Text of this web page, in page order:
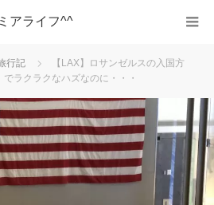
アライフ^^
行記
【LAX】ロサンゼルスの入国方
ラクラクなハズなのに・・・